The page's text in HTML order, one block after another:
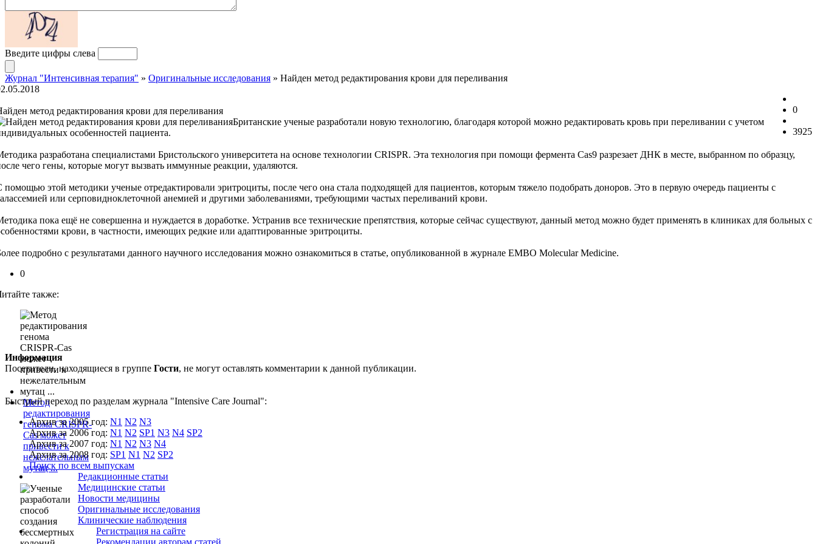
Введите цифры слева
Журнал "Интенсивная терапия" » Оригинальные исследования » Найден метод редактирования крови для переливания
0
3925
метод редактирования крови для переливания
Британские ученые разработали новую технологию, благодаря которой можно редактировать кровь при переливании с учетом
особенностей пациента.
разработана специалистами Бристольского университета на основе технологии CRISPR. Эта технология при помощи фермента Cas9 разрезает ДНК в месте, выбранном по образцу,
чего гены, которые могут вызвать иммунные реакции, удаляются.
помощью этой методики ученые отредактировали эритроциты, после чего она стала подходящей для пациентов, которым тяжело подобрать доноров. Это в первую очередь пациенты с
или серповидноклеточной анемией и другими заболеваниями, требующими частых переливаний крови.
пока ещё не совершенна и нуждается в доработке. Устранив все технические препятствия, которые сейчас существуют, данный метод можно будет применять в клиниках для больных с
крови, в частности, имеющих редкие или адаптированные эритроциты.
подробно с результатами данного научного исследования можно ознакомиться в статье, опубликованной в журнале EMBO Molecular Medicine.
0
также:
Метод
редактирования
генома CRISPR-
Cas может
привести к
нежелательным
мутац ...
Информация
Посетители, находящиеся в группе Гости, не могут оставлять комментарии к данной публикации.
Быстрый переход по разделам журнала "Intensive Care Journal":
Архив за 2005 год: N1 N2 N3
Архив за 2006 год: N1 N2 SP1 N3 N4 SP2
Архив за 2007 год: N1 N2 N3 N4
Архив за 2008 год: SP1 N1 N2 SP2
Поиск по всем выпускам
Редакционные статьи
Медицинские статьи
Новости медицины
Оригинальные исследования
Клинические наблюдения
Регистрация на сайте
Рекомендации авторам статей